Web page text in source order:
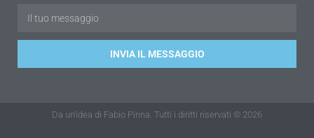
INVIA IL MESSAGGIO
Da un'idea di Fabio Pinna. Tutti i diritti riservati © 2026